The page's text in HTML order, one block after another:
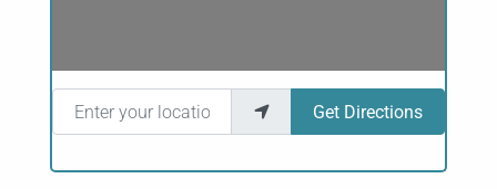
Enter your location
Get Directions